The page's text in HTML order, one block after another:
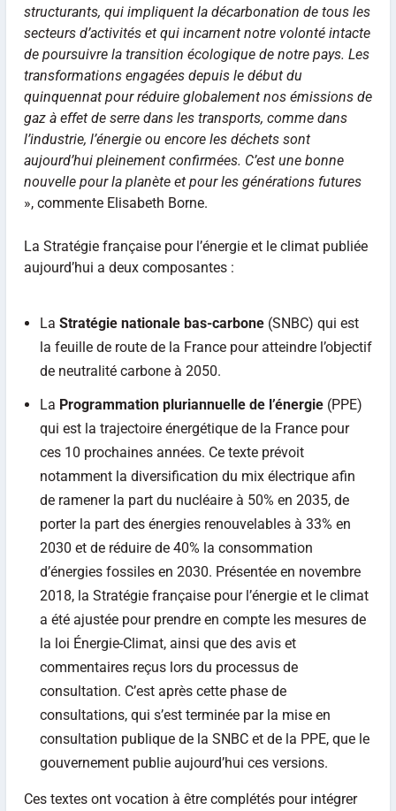
structurants, qui impliquent la décarbonation de tous les
secteurs d’activités et qui incarnent notre volonté intacte
de poursuivre la transition écologique de notre pays. Les
transformations engagées depuis le début du
quinquennat pour réduire globalement nos émissions de
gaz à effet de serre dans les transports, comme dans
l’industrie, l’énergie ou encore les déchets sont
aujourd’hui pleinement confirmées. C’est une bonne
nouvelle pour la planète et pour les générations futures
», commente Elisabeth Borne.
La Stratégie française pour l’énergie et le climat publiée
aujourd’hui a deux composantes :
La Stratégie nationale bas-carbone (SNBC) qui est
la feuille de route de la France pour atteindre l’objectif
de neutralité carbone à 2050.
La Programmation pluriannuelle de l’énergie (PPE)
qui est la trajectoire énergétique de la France pour
ces 10 prochaines années. Ce texte prévoit
notamment la diversification du mix électrique afin
de ramener la part du nucléaire à 50% en 2035, de
porter la part des énergies renouvelables à 33% en
2030 et de réduire de 40% la consommation
d’énergies fossiles en 2030. Présentée en novembre
2018, la Stratégie française pour l’énergie et le climat
a été ajustée pour prendre en compte les mesures de
la loi Énergie-Climat, ainsi que des avis et
commentaires reçus lors du processus de
consultation. C’est après cette phase de
consultations, qui s’est terminée par la mise en
consultation publique de la SNBC et de la PPE, que le
gouvernement publie aujourd’hui ces versions.
Ces textes ont vocation à être complétés pour intégrer